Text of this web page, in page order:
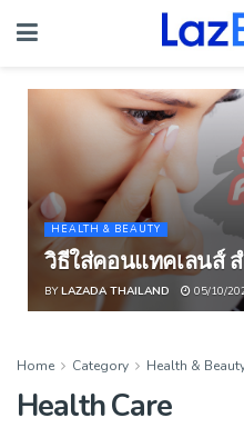
HEALTH & BEAUTY
วิธีใส่คอนแทคเลนส์
BY LAZADA THAILAND 05/10/
Home Category Health &
Health Care